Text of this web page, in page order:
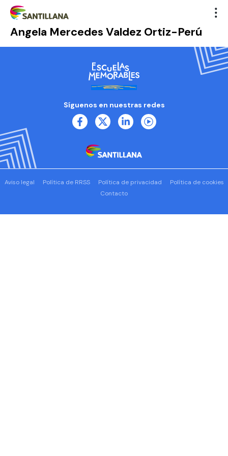
Angela Mercedes Valdez Ortiz-Perú
Síguenos en nuestras redes
Aviso legal Política de RRSS Política de privacidad
Política de cookies
Contacto